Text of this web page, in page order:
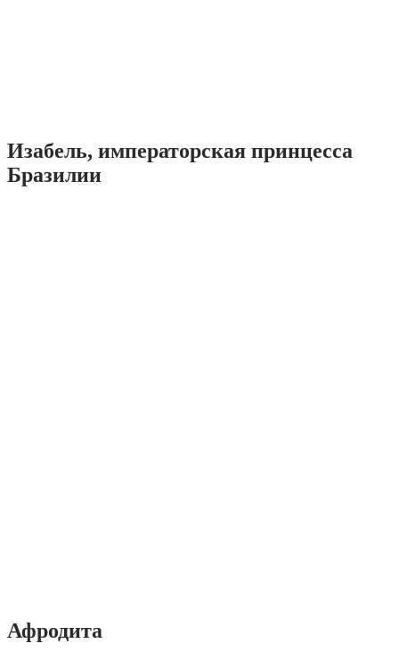
Изабель, императорская принцесса
Бразилии
Афродита